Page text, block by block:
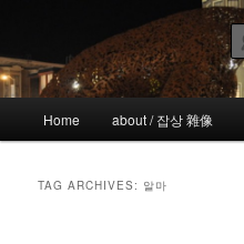
primary
content
secondary
content!wicked
the more I see the less I know
Home about / 잡상 雜像
TAG ARCHIVES: 알마